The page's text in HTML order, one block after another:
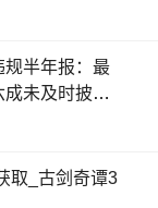
规半年报：最
未及时披露
取_古剑奇谭3